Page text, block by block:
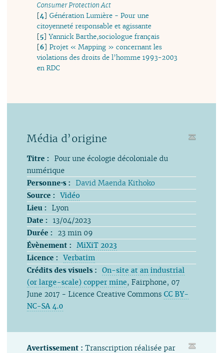
Consumer Protection Act
[4]Génération Lumière - Pour une
citoyenneté responsable et agissante
[5]Yannick Barthe,sociologue français
[6]Projet « Mapping » concernant les
violations des droits de l’homme 1993-2003
en RDC
Média d’origine
Titre : Pour une écologie décoloniale du
numérique
Personne⋅s : David Maenda Kithoko
Source : Vidéo
Lieu : Lyon
Date : 13/04/2023
Durée :
23 min 09
Évènement : MiXiT 2023
Licence : Verbatim
Crédits des visuels : On-site at an industrial
(or large-scale) copper mine, Fairphone, 07
June 2017 - Licence Creative CommonsCC BY-
NC-SA 4.0
Avertissement :Transcription réalisée par